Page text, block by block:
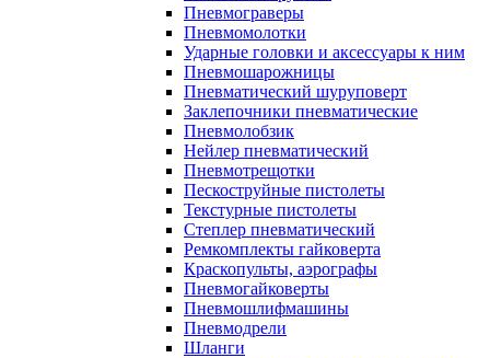
Пневмограверы
Пневмомолотки
Ударные головки и аксессуары к ним
Пневмошарожницы
Пневматический шуруповерт
Заклепочники пневматические
Пневмолобзик
Нейлер пневматический
Пневмотрещотки
Пескоструйные пистолеты
Текстурные пистолеты
Степлер пневматический
Ремкомплекты гайковерта
Краскопульты, аэрографы
Пневмогайковерты
Пневмошлифмашины
Пневмодрели
Шланги